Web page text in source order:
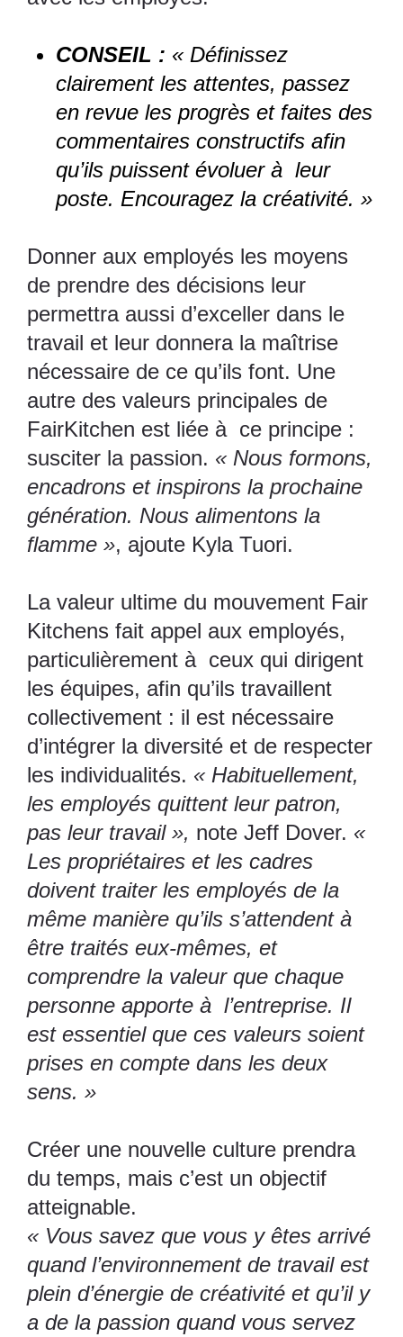
CONSEIL : « Définissez
clairement les attentes, passez
en revue les progrès et faites des
commentaires constructifs afin
qu’ils puissent évoluer à leur
poste. Encouragez la créativité. »
Donner aux employés les moyens
de prendre des décisions leur
permettra aussi d’exceller dans le
travail et leur donnera la maîtrise
nécessaire de ce qu’ils font. Une
autre des valeurs principales de
FairKitchen est liée à ce principe :
susciter la passion. « Nous formons,
encadrons et inspirons la prochaine
génération. Nous alimentons la
flamme », ajoute Kyla Tuori.
La valeur ultime du mouvement Fair
Kitchens fait appel aux employés,
particulièrement à ceux qui dirigent
les équipes, afin qu’ils travaillent
collectivement : il est nécessaire
d’intégrer la diversité et de respecter
les individualités. « Habituellement,
les employés quittent leur patron,
pas leur travail », note Jeff Dover. «
Les propriétaires et les cadres
doivent traiter les employés de la
même manière qu’ils s’attendent à
être traités eux-mêmes, et
comprendre la valeur que chaque
personne apporte à l’entreprise. Il
est essentiel que ces valeurs soient
prises en compte dans les deux
sens. »
Créer une nouvelle culture prendra
du temps, mais c’est un objectif
atteignable.
« Vous savez que vous y êtes arrivé
quand l’environnement de travail est
plein d’énergie de créativité et qu’il y
a de la passion quand vous servez